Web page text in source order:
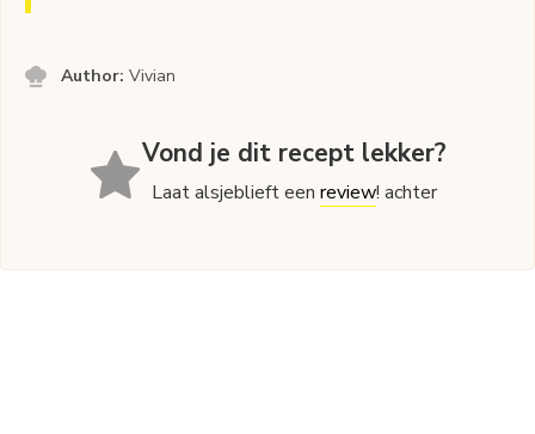
Author:Vivian
Vond je dit recept lekker?
Laat alsjeblieft eenreview! achter